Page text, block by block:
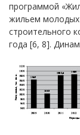
программой
жильем молодых
строительного
года [6, 8].